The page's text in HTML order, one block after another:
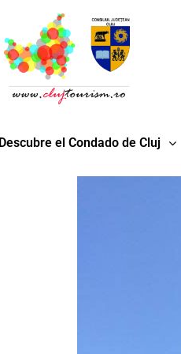
Descubre el Condado de Cluj